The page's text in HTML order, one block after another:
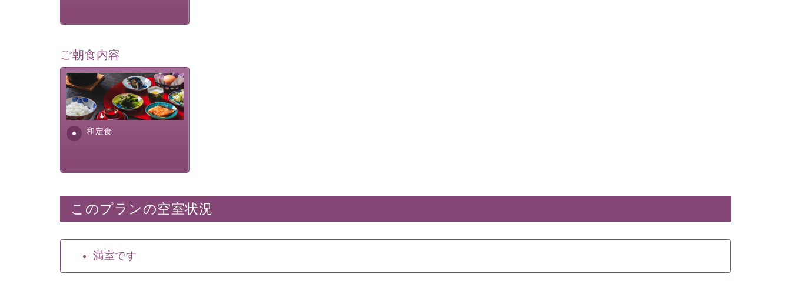
ご朝食内容
和定食
さっぱりとした和食膳に使わ
れる食材は、諏訪の名産品を
ふんだんに取り入れ、安心・
安全を心掛けた長野県産...
このプランの空室状況
満室です